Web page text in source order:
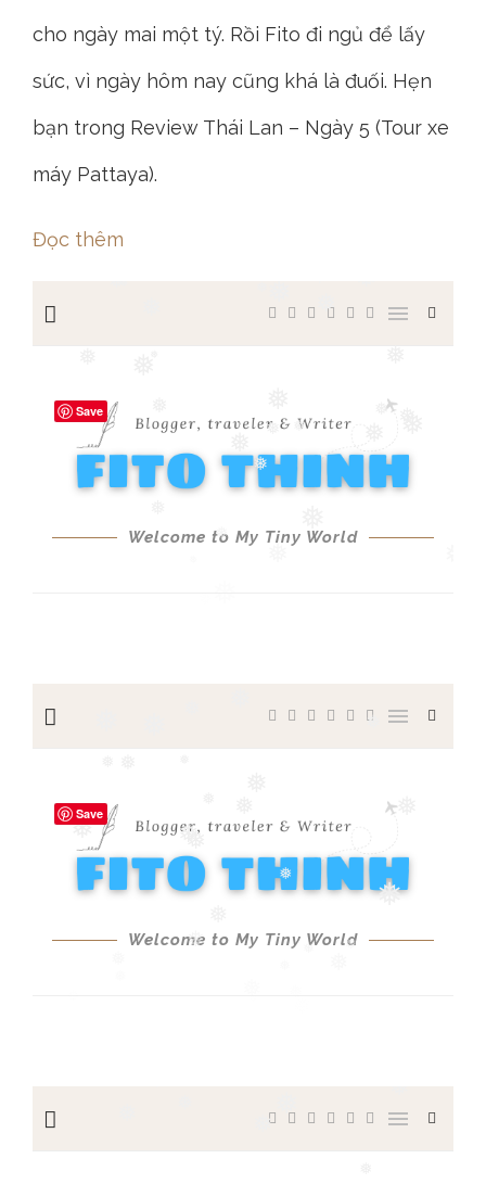
cho ngày mai một tý. Rồi Fito đi ngủ để lấy
sức, vì ngày hôm nay cũng khá là đuối. Hẹn
bạn trong Review Thái Lan – Ngày 5 (Tour xe
máy Pattaya).
Đọc thêm